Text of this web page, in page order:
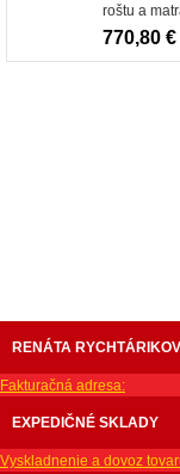
roštu a
770,80 €
RENÁTA
Fakturačná adresa:
EXPEDIČNÉ SKLADY
Vyskladnenie a dovoz